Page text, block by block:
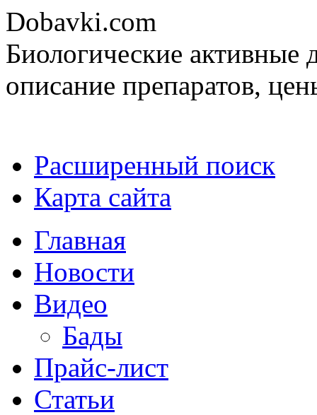
Dobavki.com
Биологические активные
описание препаратов,
Расширенный поиск
Карта сайта
Главная
Новости
Видео
Бады
Прайс-лист
Статьи